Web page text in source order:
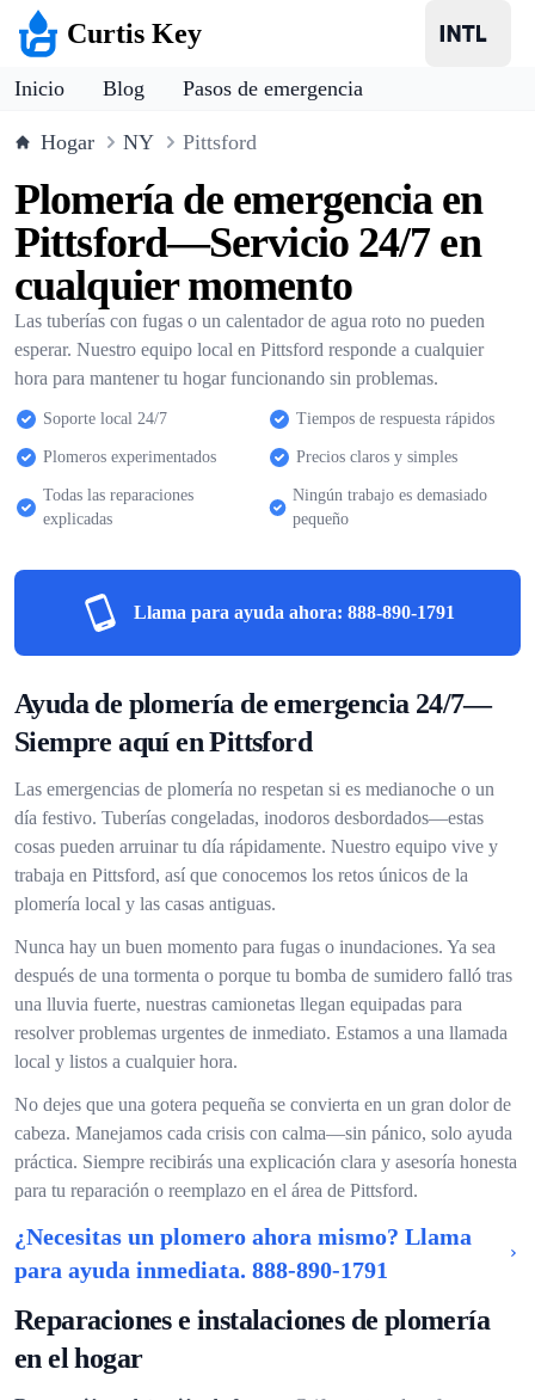
Curtis Key
Inicio Blog Pasos de emergencia
Hogar NY Pittsford
Plomería de emergencia en
Pittsford—Servicio 24/7 en
cualquier momento
Las tuberías con fugas o un calentador de agua roto no pueden
esperar. Nuestro equipo local en Pittsford responde a cualquier
hora para mantener tu hogar funcionando sin problemas.
Soporte local 24/7 Tiempos de respuesta rápidos
Plomeros experimentados Precios claros y simples
Todas las reparaciones
explicadas
Ningún trabajo es demasiado
pequeño
Llama para ayuda ahora: 888-890-1791
Ayuda de plomería de emergencia 24/7—
Siempre aquí en Pittsford
Las emergencias de plomería no respetan si es medianoche o un
día festivo. Tuberías congeladas, inodoros desbordados—estas
cosas pueden arruinar tu día rápidamente. Nuestro equipo vive y
trabaja en Pittsford, así que conocemos los retos únicos de la
plomería local y las casas antiguas.
Nunca hay un buen momento para fugas o inundaciones. Ya sea
después de una tormenta o porque tu bomba de sumidero falló tras
una lluvia fuerte, nuestras camionetas llegan equipadas para
resolver problemas urgentes de inmediato. Estamos a una llamada
local y listos a cualquier hora.
No dejes que una gotera pequeña se convierta en un gran dolor de
cabeza. Manejamos cada crisis con calma—sin pánico, solo ayuda
práctica. Siempre recibirás una explicación clara y asesoría honesta
para tu reparación o reemplazo en el área de Pittsford.
¿Necesitas un plomero ahora mismo? Llama
para ayuda inmediata. 888-890-1791
Reparaciones e instalaciones de plomería
en el hogar